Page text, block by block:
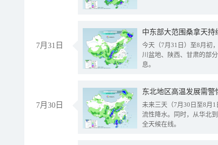
7月31日
中东部大范围桑拿天
今天（7月31日）至8月初
川盆地、陕西、甘肃的部
息。
7月30日
东北地区高温发展需
未来三天（7月30日至8月
流性降水。同时，从华北
全天候在线。